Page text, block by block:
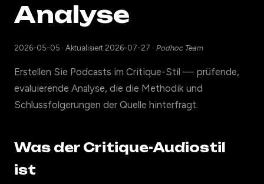
Analyse
2026-05-05 · Aktualisiert 2026-07-27 · Podhoc Team
Erstellen Sie Podcasts im Critique-Stil — prüfende,
evaluierende Analyse, die die Methodik und
Schlussfolgerungen der Quelle hinterfragt.
Was der Critique-Audiostil
ist